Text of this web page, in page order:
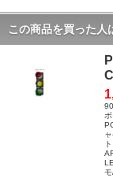
この商品を買った人